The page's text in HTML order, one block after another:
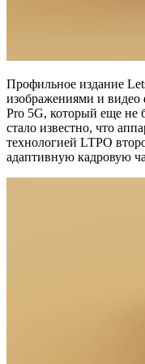
Профильное издание
изображениями и видео
Pro 5G, который еще не
стало известно, что
технологией LTPO
адаптивную кадровую